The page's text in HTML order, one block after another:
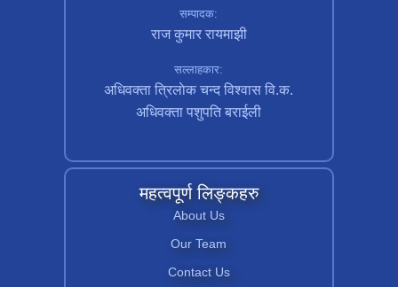
सम्पादक:
राज कुमार रायमाझी
सल्लाहकार:
अधिवक्ता त्रिलाेक चन्द विश्वास वि.क.
अधिवक्ता पशुपति बराईली
महत्वपूर्ण लिङ्कहरु
About Us
Our Team
Contact Us